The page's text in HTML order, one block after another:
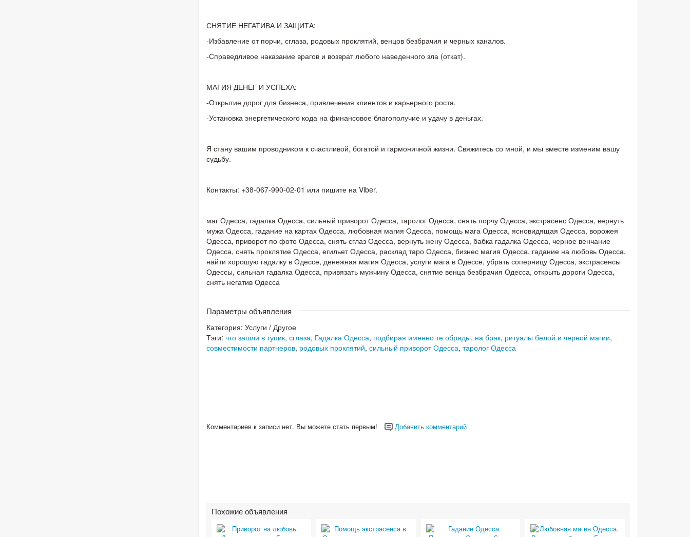
СНЯТИЕ НЕГАТИВА И ЗАЩИТА:
-Избавление от порчи, сглаза, родовых проклятий, венцов безбрачия и черных каналов.
-Справедливое наказание врагов и возврат любого наведенного зла (откат).
МАГИЯ ДЕНЕГ И УСПЕХА:
-Открытие дорог для бизнеса, привлечения клиентов и карьерного роста.
-Установка энергетического кода на финансовое благополучие и удачу в деньгах.
Я стану вашим проводником к счастливой, богатой и гармоничной жизни. Свяжитесь со мной, и мы вместе изменим вашу
судьбу.
Контакты: +38-067-990-02-01 или пишите на Viber.
маг Одесса, гадалка Одесса, сильный приворот Одесса, таролог Одесса, снять порчу Одесса, экстрасенс Одесса, вернуть
мужа Одесса, гадание на картах Одесса, любовная магия Одесса, помощь мага Одесса, ясновидящая Одесса, ворожея
Одесса, приворот по фото Одесса, снять сглаз Одесса, вернуть жену Одесса, бабка гадалка Одесса, черное венчание
Одесса, снять проклятие Одесса, егильет Одесса, расклад таро Одесса, бизнес магия Одесса, гадание на любовь Одесса,
найти хорошую гадалку в Одессе, денежная магия Одесса, услуги мага в Одессе, убрать соперницу Одесса, экстрасенсы
Одессы, сильная гадалка Одесса, привязать мужчину Одесса, снятие венца безбрачия Одесса, открыть дороги Одесса,
снять негатив Одесса
Параметры объявления
Категория: Услуги / Другое
Тэги: что зашли в тупик, сглаза, Гадалка Одесса, подбирая именно те обряды, на брак, ритуалы белой и черной магии,
совместимости партнеров, родовых проклятий, сильный приворот Одесса, таролог Одесса
Комментариев к записи нет. Вы можете стать первым! Добавить комментарий
Похожие объявления